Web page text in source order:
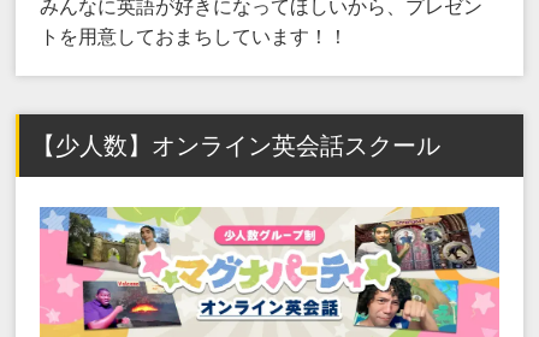
みんなに英語が好きになってほしいから、プレゼン
トを用意しておまちしています！！
【少人数】オンライン英会話スクール